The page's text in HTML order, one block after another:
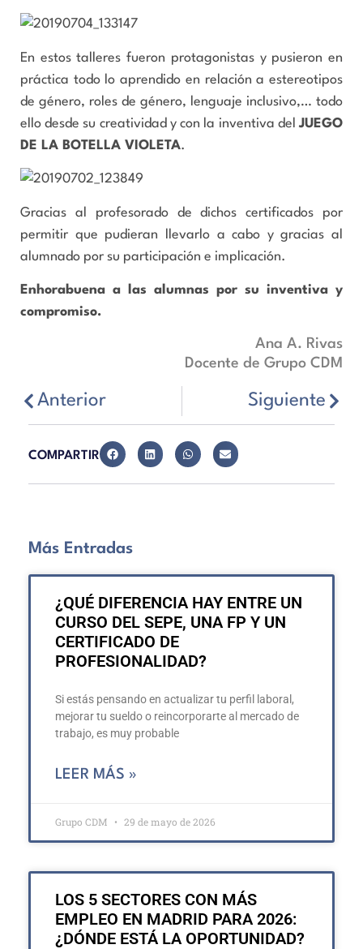
En estos talleres fueron protagonistas y pusieron en
práctica todo lo aprendido en relación a estereotipos
de género, roles de género, lenguaje inclusivo,… todo
ello desde su creatividad y con la inventiva del JUEGO
DE LA BOTELLA VIOLETA.
Gracias al profesorado de dichos certificados por
permitir que pudieran llevarlo a cabo y gracias al
alumnado por su participación e implicación.
Enhorabuena a las alumnas por su inventiva y
compromiso.
Ana A. Rivas
Docente de Grupo CDM
Anterior Siguiente
COMPARTIR
Más Entradas
¿QUÉ DIFERENCIA HAY ENTRE UN
CURSO DEL SEPE, UNA FP Y UN
CERTIFICADO DE
PROFESIONALIDAD?
Si estás pensando en actualizar tu perfil laboral,
mejorar tu sueldo o reincorporarte al mercado de
trabajo, es muy probable
LEER MÁS »
Grupo CDM 29 de mayo de 2026
LOS 5 SECTORES CON MÁS
EMPLEO EN MADRID PARA 2026:
¿DÓNDE ESTÁ LA OPORTUNIDAD?